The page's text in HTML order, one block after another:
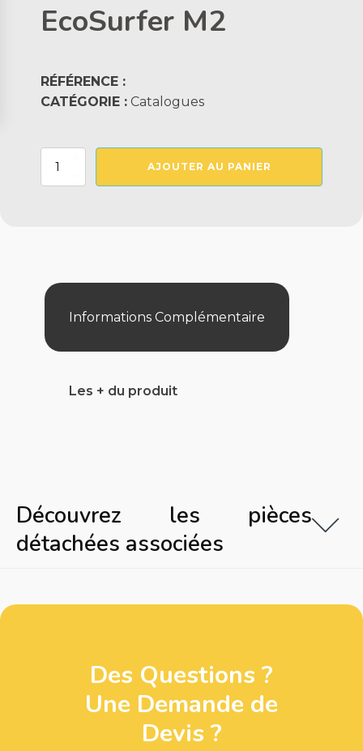
EcoSurfer M2
RÉFÉRENCE :
CATÉGORIE : Catalogues
quantité
AJOUTER AU PANIER
Informations Complémentaire
Les + du produit
Découvrez les pièces
détachées associées
Des Questions ?
Une Demande de
Devis ?